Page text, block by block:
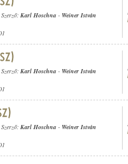
Karl Hoschna - Weiner István
Karl Hoschna - Weiner István
Karl Hoschna - Weiner István